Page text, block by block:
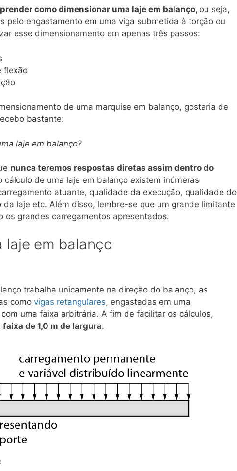
como dimensionar uma laje em balanço, ou seja,
pelo engastamento em uma viga submetida à torção ou
esse dimensionamento em apenas três passos:
flexão
de uma marquise em balanço, gostaria de
bastante:
laje em balanço?
nunca teremos respostas diretas assim dentro do
cálculo de uma laje em balanço existem inúmeras
atuante, qualidade da execução, qualidade do
da laje etc. Além disso, lembre-se que um grande limitante
os grandes carregamentos apresentados.
laje em balanço
trabalha unicamente na direção do balanço, as
como vigas retangulares, engastadas em uma
uma faixa arbitrária. A fim de facilitar os cálculos,
de 1,0 m de largura.